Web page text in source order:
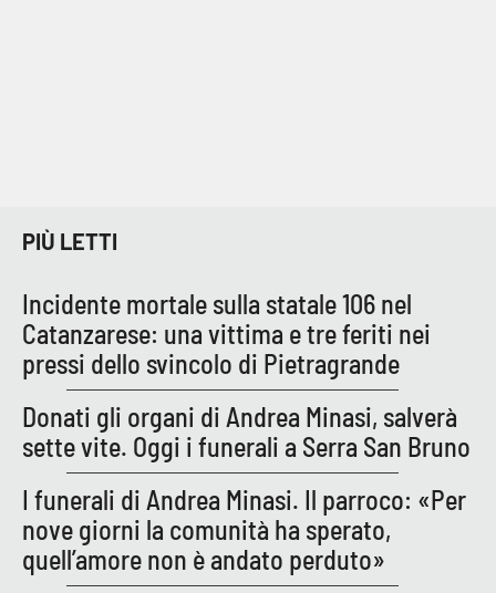
PIÙ LETTI
Incidente mortale sulla statale 106 nel
Catanzarese: una vittima e tre feriti nei
pressi dello svincolo di Pietragrande
Donati gli organi di Andrea Minasi, salverà
sette vite. Oggi i funerali a Serra San Bruno
I funerali di Andrea Minasi. Il parroco: «Per
nove giorni la comunità ha sperato,
quell’amore non è andato perduto»